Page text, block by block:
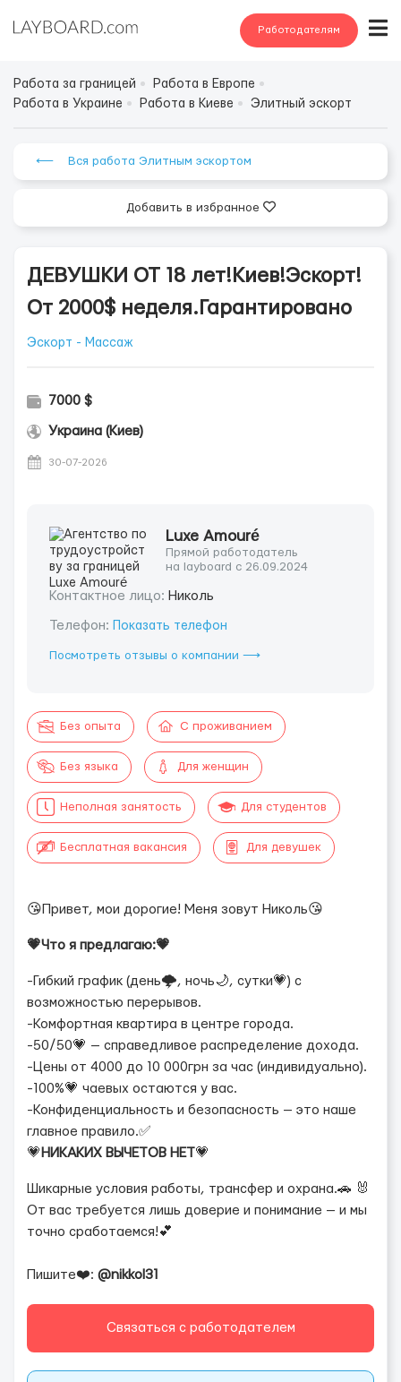
Работодателям
Работа за границей
Работа в Европе
Работа в Украине
Работа в Киеве Элитный эскорт
⟵ Вся работа Элитным эскортом
Добавить в избранное
ДЕВУШКИ ОТ 18 лет!Киев!Эскорт!
От 2000$ неделя.Гарантировано
Эскорт - Массаж
7000 $
Украина (Киев)
30-07-2026
Luxe Amouré
Прямой работодатель
на layboard с 26.09.2024
Контактное лицо: Николь
Телефон: Показать телефон
Посмотреть отзывы о компании ⟶
Без опыта С проживанием
Без языка Для женщин
Неполная занятость Для студентов
Бесплатная вакансия Для девушек
😘Привет, мои дорогие! Меня зовут Николь😘
💗Что я предлагаю:💗
-Гибкий график (день🌩, ночь🌙, сутки💗) с
возможностью перерывов.
-Комфортная квартира в центре города.
-50/50💗 — справедливое распределение дохода.
-Цены от 4000 до 10 000грн за час (индивидуально).
-100%💗 чаевых остаются у вас.
-Конфиденциальность и безопасность — это наше
главное правило.✅
💗 НИКАКИХ ВЫЧЕТОВ НЕТ 💗
Шикарные условия работы, трансфер и охрана.🚗 🐰
От вас требуется лишь доверие и понимание — и мы
точно сработаемся!💕
Пишите❤️: @nikkol31
Связаться с работодателем